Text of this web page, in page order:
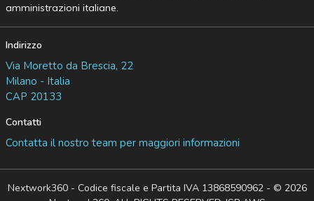
amministrazioni italiane.
Indirizzo
Via Moretto da Brescia, 22
Milano - Italia
CAP 20133
Contatti
Contatta il nostro team per maggiori informazioni
Nextwork360 - Codice fiscale e Partita IVA 13868590962 - © 2026